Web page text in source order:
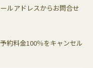
ルアドレスからお問合せ
約料金100％をキャンセル